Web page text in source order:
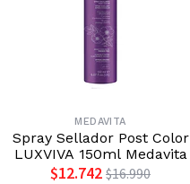
MEDAVITA
Spray Sellador Post Color
LUXVIVA 150ml Medavita
$12.742 $16.990